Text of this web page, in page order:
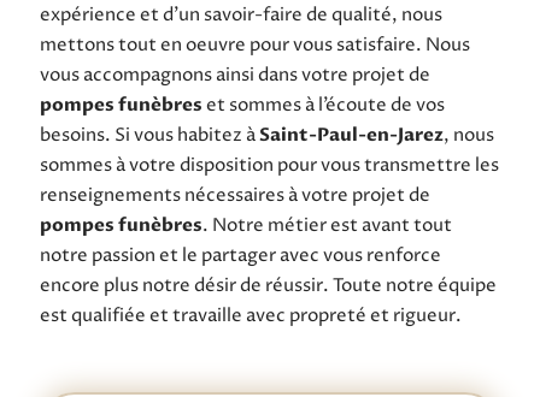
expérience et d’un savoir-faire de qualité, nous
mettons tout en oeuvre pour vous satisfaire. Nous
vous accompagnons ainsi dans votre projet de
pompes funèbreset sommes à l’écoute de vos
besoins. Si vous habitez àSaint-Paul-en-Jarez, nous
sommes à votre disposition pour vous transmettre les
renseignements nécessaires à votre projet de
pompes funèbres. Notre métier est avant tout
notre passion et le partager avec vous renforce
encore plus notre désir de réussir. Toute notre équipe
est qualifiée et travaille avec propreté et rigueur.